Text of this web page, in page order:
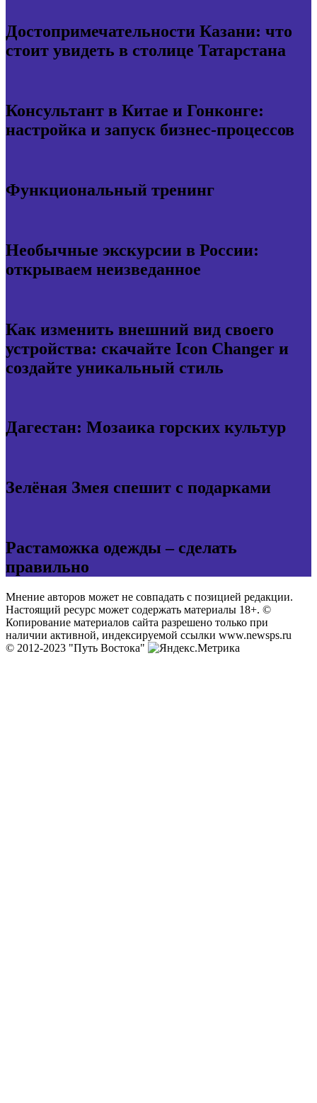
Достопримечательности Казани: что
стоит увидеть в столице Татарстана
Консультант в Китае и Гонконге:
настройка и запуск бизнес-процессов
Функциональный тренинг
Необычные экскурсии в России:
открываем неизведанное
Как изменить внешний вид своего
устройства: скачайте Icon Changer и
создайте уникальный стиль
Дагестан: Мозаика горских культур
Зелёная Змея спешит с подарками
Растаможка одежды – сделать
правильно
Мнение авторов может не совпадать с позицией редакции.
Настоящий ресурс может содержать материалы 18+. ©
Копирование материалов сайта разрешено только при
наличии активной, индексируемой ссылки www.newsps.ru
© 2012-2023 "Путь Востока"